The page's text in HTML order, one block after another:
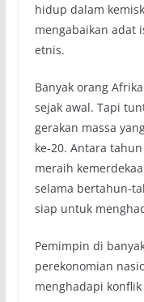
hidup dalam
mengabaikan adat
etnis.
Banyak orang
sejak awal. Tapi
gerakan massa
ke-20. Antara
meraih
selama bertahun-
siap untuk
Pemimpin di
perekonomian
menghadapi